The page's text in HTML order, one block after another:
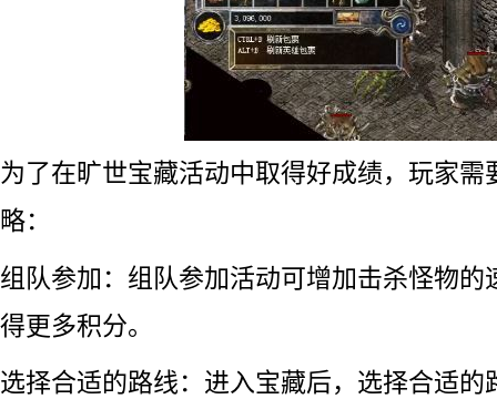
为了在旷世宝藏活动中取得好成绩，玩家需
略：
组队参加：组队参加活动可增加击杀怪物的
得更多积分。
选择合适的路线：进入宝藏后，选择合适的